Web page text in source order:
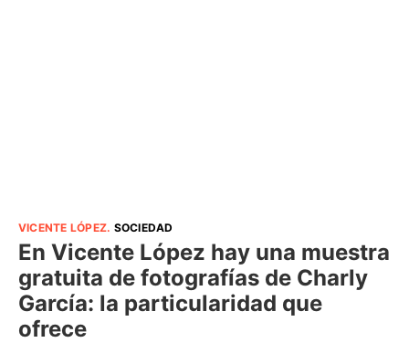
VICENTE LÓPEZ. SOCIEDAD
En Vicente López hay una muestra
gratuita de fotografías de Charly
García: la particularidad que
ofrece